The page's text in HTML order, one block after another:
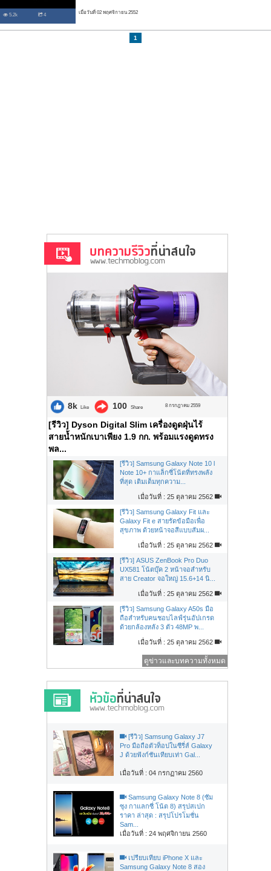
5.2k 4 เมื่อวันที่ 02 พฤศจิกายน 2552
1
8k Like 100 Share 8 กรกฎาคม 2559
[รีวิว] Dyson Digital Slim เครื่องดูดฝุ่นไร้
สายน้ำหนักเบาเพียง 1.9 กก. พร้อมแรงดูดทรง
พล...
[รีวิว] Samsung Galaxy Note 10 l
Note 10+ กาแล็กซี่โน้ตที่ทรงพลัง
ที่สุด เติมเต็มทุกความ...
เมื่อวันที่ : 25 ตุลาคม 2562
[รีวิว] Samsung Galaxy Fit และ
Galaxy Fit e สายรัดข้อมือเพื่อ
สุขภาพ ด้วยหน้าจอสีแบบสัมผ...
เมื่อวันที่ : 25 ตุลาคม 2562
[รีวิว] ASUS ZenBook Pro Duo
UX581 โน้ตบุ๊ค 2 หน้าจอสำหรับ
สาย Creator จอใหญ่ 15.6+14 นิ...
เมื่อวันที่ : 25 ตุลาคม 2562
[รีวิว] Samsung Galaxy A50s มือ
ถือสำหรับคนชอบไลฟ์รุ่นอัปเกรด
ด้วยกล้องหลัง 3 ตัว 48MP พ...
เมื่อวันที่ : 25 ตุลาคม 2562
ดูข่าวและบทความทั้งหมด
[รีวิว] Samsung Galaxy J7
Pro มือถือตัวท็อปในซีรี่ส์ Galaxy
J ด้วยฟังก์ชันเทียบเท่า Gal...
เมื่อวันที่ : 04 กรกฏาคม 2560
Samsung Galaxy Note 8 (ซัม
ซุง กาแลกซี่ โน้ต 8) สรุปสเปก
ราคา ล่าสุด : สรุปโปรโมชั่น
Sam...
เมื่อวันที่ : 24 พฤศจิกายน 2560
เปรียบเทียบ iPhone X และ
Samsung Galaxy Note 8 สอง